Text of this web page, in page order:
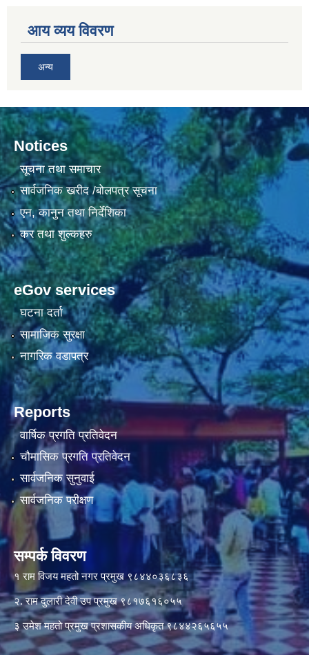
आय व्यय विवरण
अन्य
Notices
सूचना तथा समाचार
सार्वजनिक खरीद /बोलपत्र सूचना
एन, कानुन तथा निर्देशिका
कर तथा शुल्कहरु
eGov services
घटना दर्ता
सामाजिक सुरक्षा
नागरिक वडापत्र
Reports
वार्षिक प्रगति प्रतिवेदन
चौमासिक प्रगति प्रतिवेदन
सार्वजनिक सुनुवाई
सार्वजनिक परीक्षण
सम्पर्क विवरण
१ राम विजय महतो नगर प्रमुख ९८४४०३६८३६
२. राम दुलारी देवी उप प्रमुख ९८१७६१६०५५
३ उमेश महतो प्रमुख प्रशासकीय अधिकृत ९८४४२६५६५५